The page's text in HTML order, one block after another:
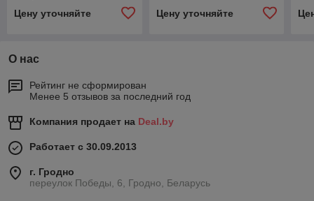
Цену уточняйте
Цену уточняйте
О нас
Рейтинг не сформирован
Менее 5 отзывов за последний год
Компания продает на Deal.by
Работает с 30.09.2013
г. Гродно
переулок Победы, 6, Гродно, Беларусь